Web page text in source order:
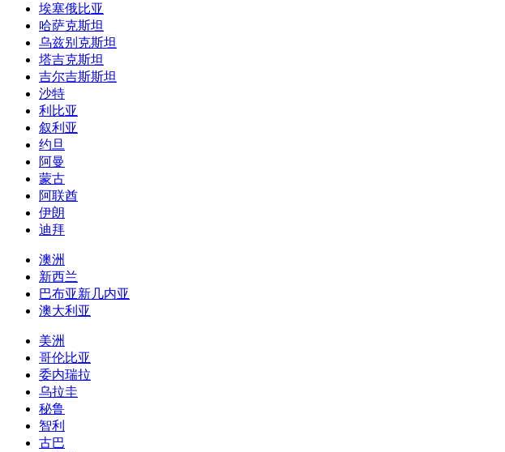
埃塞俄比亚
哈萨克斯坦
乌兹别克斯坦
塔吉克斯坦
吉尔吉斯斯坦
沙特
利比亚
叙利亚
约旦
阿曼
蒙古
阿联酋
伊朗
迪拜
澳洲
新西兰
巴布亚新几内亚
澳大利亚
美洲
哥伦比亚
委内瑞拉
乌拉圭
秘鲁
智利
古巴